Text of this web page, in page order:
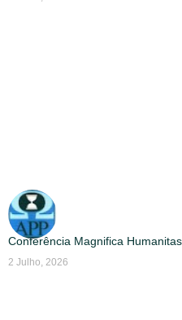
Conferência Magnifica
2 Julho, 2026